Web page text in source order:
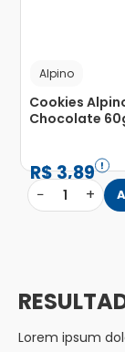
Alpino
Cookies
Chocolate
R$3,89
− 1 +
Lorem ipsum